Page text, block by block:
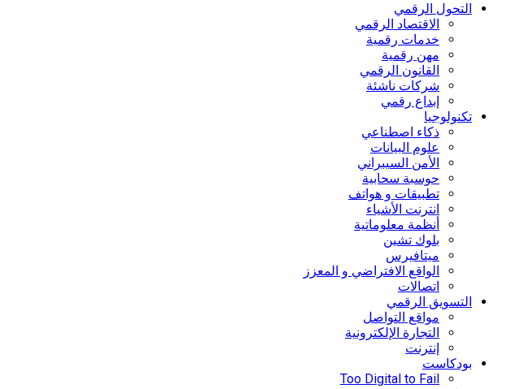
التحول الرقمي
اﻻقتصاد الرقمي
خدمات رقمية
مهن رقمية
القانون الرقمي
شركات ناشئة
إبداع رقمي
تكنولوجيا
ذكاء اصطناعي
علوم البيانات
الأمن السيبراني
حوسبة سحابية
تطبيقات و هواتف
انترنت الأشياء
أنظمة معلوماتية
بلوك تشين
ميتافيرس
الواقع الافتراضي و المعزز
اتصالات
التسويق الرقمي
مواقع التواصل
التجارة الإلكترونية
إنترنت
بودكاست
Too Digital to Fail